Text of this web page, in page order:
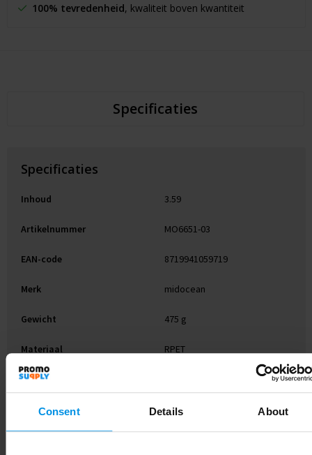
Consent Details About
100% tevredenheid, kwaliteit boven kwantiteit
Specificaties
Specificaties
Inhoud 3.59
Artikelnummer MO6651-03
EAN-code 8719941059719
Merk midocean
Gewicht 475 g
Materiaal RPET
Kleur
Afmeting 24X21X6CM